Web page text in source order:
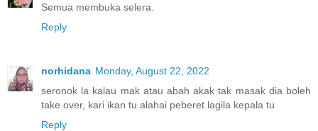
Semua membuka selera.
Reply
norhidana Monday, August 22, 2022
seronok la kalau mak atau abah akak tak masak dia boleh
take over, kari ikan tu alahai peberet lagila kepala tu
Reply